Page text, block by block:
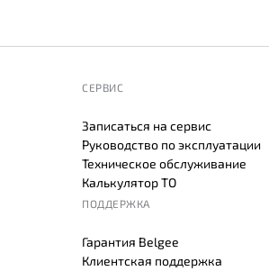
СЕРВИС
Записаться на сервис
Руководство по эксплуатации
Техническое обслуживание
Калькулятор ТО
ПОДДЕРЖКА
Гарантия Belgee
Клиентская поддержка